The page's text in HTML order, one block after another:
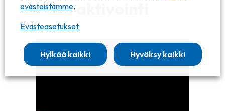
evästeistämme.
Evästeasetukset
Hylkää kaikki Hyväksy kaikki